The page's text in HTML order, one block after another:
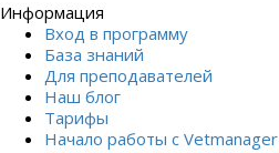
Информация
Вход в программу
База знаний
Для преподавателей
Наш блог
Тарифы
Начало работы с Vetmanager